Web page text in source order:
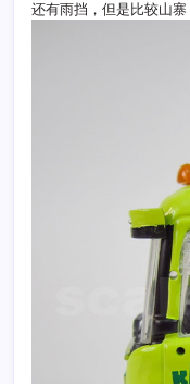
还有雨挡，但是比较山寨